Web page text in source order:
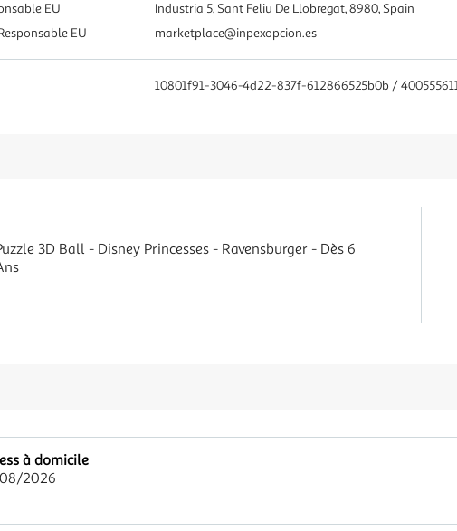
EU
Industria 5, Sant Feliu De Llobregat, 8980, Spain
EU
marketplace@inpexopcion.es
10801f91-3046-4d22-837f-612866525b0b /
3D Ball - Disney Princesses - Ravensburger - Dès 6
à domicile
2026